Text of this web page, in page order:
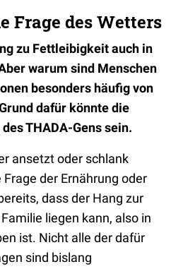
Frage des Wetters
zu Fettleibigkeit auch in
warum sind Menschen
besonders häufig von
dafür könnte die
THADA-Gens sein.
ansetzt oder schlank
der Ernährung oder
dass der Hang zur
liegen kann, also in
ist. Nicht alle der dafür
sind bislang